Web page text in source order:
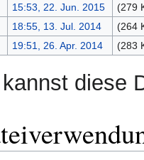
15:53, 22. Jun. 2015
(279
18:55, 13. Jul. 2014
(264
19:51, 26. Apr. 2014
(283
diese